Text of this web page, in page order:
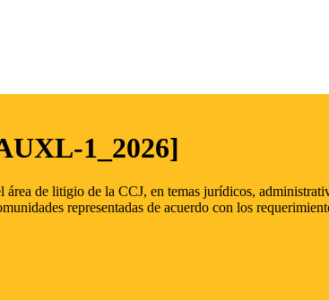
1_2026]
de litigio de la CCJ, en temas jurídicos,
representadas de acuerdo con los